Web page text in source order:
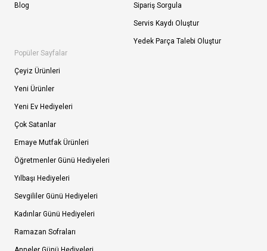
Blog Sipariş Sorgula
Servis Kaydı Oluştur
Yedek Parça Talebi Oluştur
Popüler Sayfalar
Çeyiz Ürünleri
Yeni Ürünler
Yeni Ev Hediyeleri
Çok Satanlar
Emaye Mutfak Ürünleri
Öğretmenler Günü Hediyeleri
Yılbaşı Hediyeleri
Sevgililer Günü Hediyeleri
Kadınlar Günü Hediyeleri
Ramazan Sofraları